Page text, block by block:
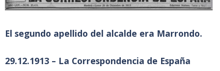
El segundo apellido del alcalde era Marrondo.
29.12.1913 – La Correspondencia de España